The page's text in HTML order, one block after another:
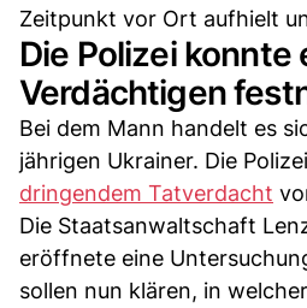
Zeitpunkt vor Ort aufhielt
Die Polizei konnte
Verdächtigen
Bei dem Mann handelt es
jährigen Ukrainer. Die
dringendem Tatverdacht
Die Staatsanwaltschaft
eröffnete eine
sollen nun klären, in